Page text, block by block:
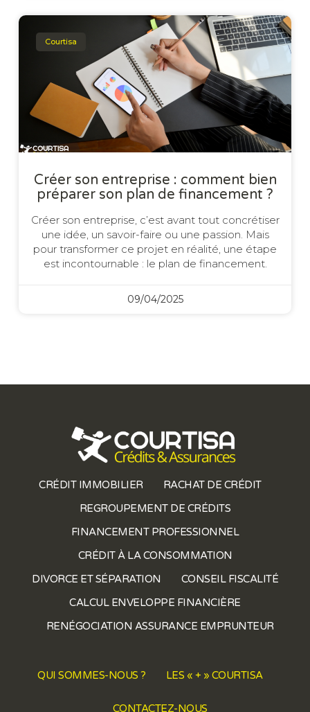
Courtisa
Créer son entreprise : comment bien
préparer son plan de financement ?
Créer son entreprise, c’est avant tout concrétiser
une idée, un savoir-faire ou une passion. Mais
pour transformer ce projet en réalité, une étape
est incontournable : le plan de financement.
09/04/2025
CRÉDIT IMMOBILIER
RACHAT DE CRÉDIT
REGROUPEMENT DE CRÉDITS
FINANCEMENT PROFESSIONNEL
CRÉDIT À LA CONSOMMATION
DIVORCE ET SÉPARATION
CONSEIL FISCALITÉ
CALCUL ENVELOPPE FINANCIÈRE
RENÉGOCIATION ASSURANCE EMPRUNTEUR
QUI SOMMES-NOUS ? LES « + » COURTISA
CONTACTEZ-NOUS